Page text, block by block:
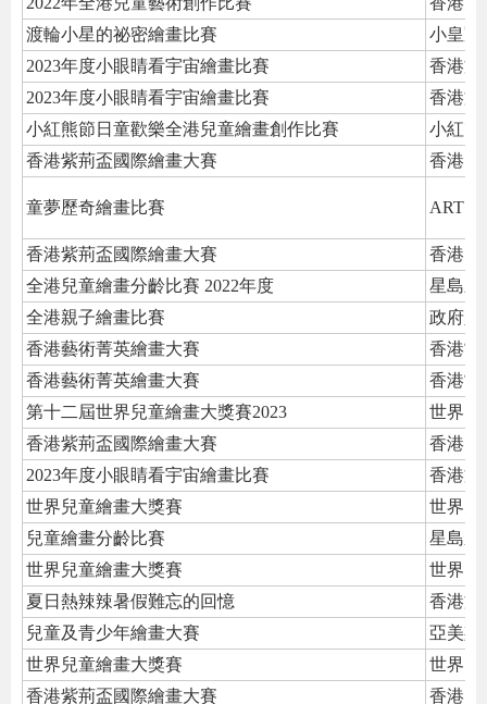
渡輪小星的祕密繪畫比賽
小皇冠
2023年度小眼睛看宇宙繪畫比賽
香港文
2023年度小眼睛看宇宙繪畫比賽
香港文
小紅熊節日童歡樂全港兒童繪畫創作比賽
小紅熊
香港紫荊盃國際繪畫大賽
香港多
童夢歷奇繪畫比賽 ART
香港紫荊盃國際繪畫大賽
香港多
全港兒童繪畫分齡比賽 2022年度
星島新
全港親子繪畫比賽
政府人
香港藝術菁英繪畫大賽
香港當
香港藝術菁英繪畫大賽
香港當
第十二屆世界兒童繪畫大獎賽2023
世界兒
香港紫荊盃國際繪畫大賽
香港多
2023年度小眼睛看宇宙繪畫比賽
香港文
世界兒童繪畫大獎賽
世界兒
兒童繪畫分齡比賽
星島新
世界兒童繪畫大獎賽
世界兒
夏日熱辣辣暑假難忘的回憶
香港文
兒童及青少年繪畫大賽
亞美斯
世界兒童繪畫大獎賽
世界兒
香港紫荊盃國際繪畫大賽
香港多